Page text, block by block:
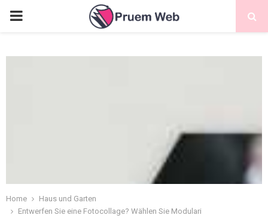
Home
Haus und Garten
Entwerfen Sie eine Fotocollage? Wählen Sie Modulari